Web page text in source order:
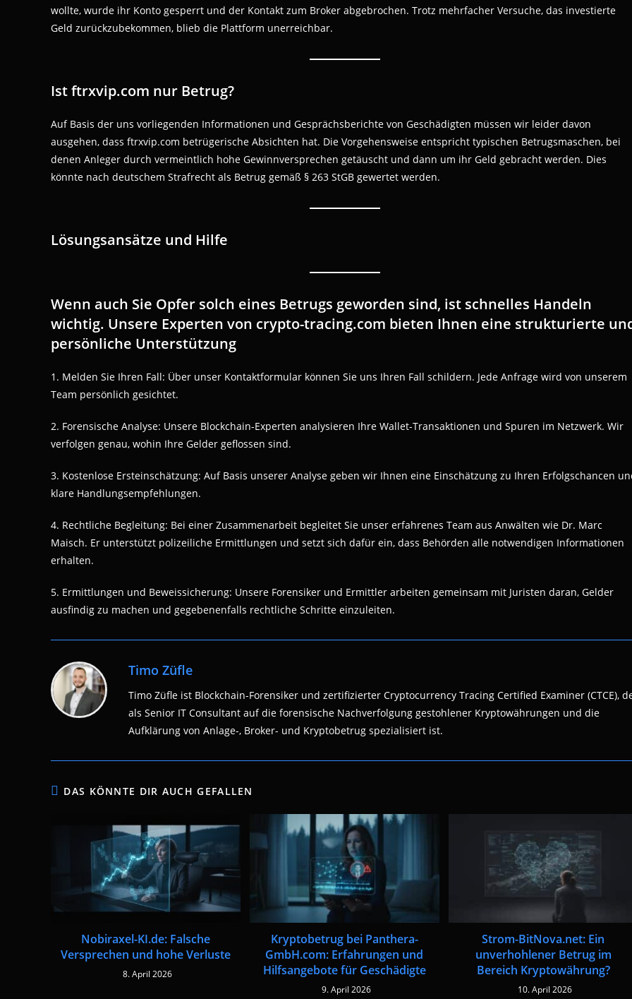
wollte, wurde ihr Konto gesperrt und der Kontakt zum Broker abgebrochen. Trotz mehrfacher Versuche, das investierte
Geld zurückzubekommen, blieb die Plattform unerreichbar.
Ist ftrxvip.com nur Betrug?
Auf Basis der uns vorliegenden Informationen und Gesprächsberichte von Geschädigten müssen wir leider davon
ausgehen, dass ftrxvip.com betrügerische Absichten hat. Die Vorgehensweise entspricht typischen Betrugsmaschen, bei
denen Anleger durch vermeintlich hohe Gewinnversprechen getäuscht und dann um ihr Geld gebracht werden. Dies
könnte nach deutschem Strafrecht als Betrug gemäß § 263 StGB gewertet werden.
Lösungsansätze und Hilfe
Wenn auch Sie Opfer solch eines Betrugs geworden sind, ist schnelles Handeln
wichtig. Unsere Experten von crypto-tracing.com bieten Ihnen eine strukturierte
persönliche Unterstützung
1. Melden Sie Ihren Fall: Über unser Kontaktformular können Sie uns Ihren Fall schildern. Jede Anfrage wird von unserem
Team persönlich gesichtet.
2. Forensische Analyse: Unsere Blockchain-Experten analysieren Ihre Wallet-Transaktionen und Spuren im Netzwerk. Wir
verfolgen genau, wohin Ihre Gelder geflossen sind.
3. Kostenlose Ersteinschätzung: Auf Basis unserer Analyse geben wir Ihnen eine Einschätzung zu Ihren Erfolgschancen
klare Handlungsempfehlungen.
4. Rechtliche Begleitung: Bei einer Zusammenarbeit begleitet Sie unser erfahrenes Team aus Anwälten wie Dr. Marc
Maisch. Er unterstützt polizeiliche Ermittlungen und setzt sich dafür ein, dass Behörden alle notwendigen Informationen
erhalten.
5. Ermittlungen und Beweissicherung: Unsere Forensiker und Ermittler arbeiten gemeinsam mit Juristen daran, Gelder
ausfindig zu machen und gegebenenfalls rechtliche Schritte einzuleiten.
Timo Züfle
Timo Züfle ist Blockchain-Forensiker und zertifizierter Cryptocurrency Tracing Certified Examiner (CTCE),
als Senior IT Consultant auf die forensische Nachverfolgung gestohlener Kryptowährungen und die
Aufklärung von Anlage-, Broker- und Kryptobetrug spezialisiert ist.
DAS KÖNNTE DIR AUCH GEFALLEN
Nobiraxel-KI.de: Falsche
Versprechen und hohe Verluste
8. April 2026
Kryptobetrug bei Panthera-
GmbH.com: Erfahrungen und
Hilfsangebote für Geschädigte
9. April 2026
Strom-BitNova.net: Ein
unverhohlener Betrug im
Bereich Kryptowährung?
10. April 2026